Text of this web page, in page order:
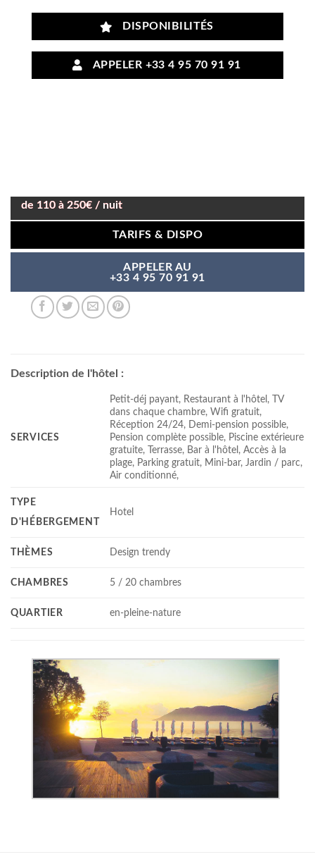
DISPONIBILITÉS
APPELER +33 4 95 70 91 91
de 110 à 250€ / nuit
TARIFS & DISPO
APPELER AU
+33 4 95 70 91 91
Description de l'hôtel :
SERVICES
Petit-déj payant, Restaurant à l'hôtel, TV
dans chaque chambre, Wifi gratuit,
Réception 24/24, Demi-pension possible,
Pension complète possible, Piscine extérieure
gratuite, Terrasse, Bar à l'hôtel, Accès à la
plage, Parking gratuit, Mini-bar, Jardin / parc,
Air conditionné,
TYPE
D'HÉBERGEMENT
Hotel
THÈMES Design trendy
CHAMBRES 5 / 20 chambres
QUARTIER en-pleine-nature